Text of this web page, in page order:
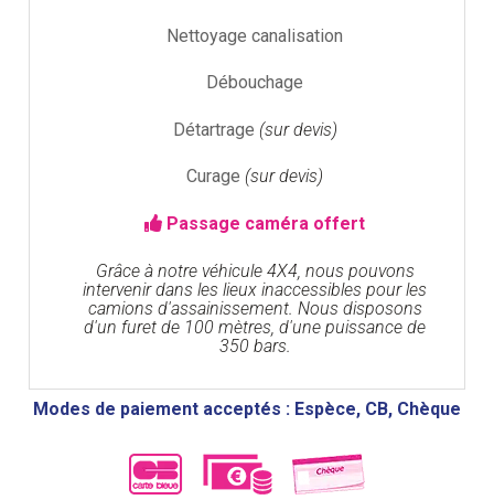
Nettoyage canalisation
Débouchage
Détartrage (sur devis)
Curage (sur devis)
Passage caméra offert
Grâce à notre véhicule 4X4, nous pouvons
intervenir dans les lieux inaccessibles pour les
camions d'assainissement. Nous disposons
d'un furet de 100 mètres, d'une puissance de
350 bars.
Modes de paiement acceptés : Espèce, CB, Chèque